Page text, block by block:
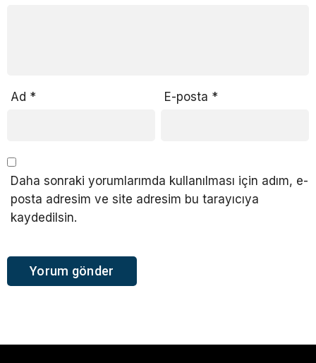
Ad * E-posta *
Daha sonraki yorumlarımda kullanılması için adım, e-
posta adresim ve site adresim bu tarayıcıya
kaydedilsin.